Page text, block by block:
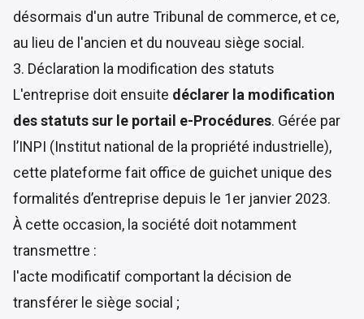
désormais d'un autre Tribunal de commerce, et ce,
au lieu de l'ancien et du nouveau siège social.
3. Déclaration la modification des statuts
L'entreprise doit ensuite déclarer la modification
des statuts sur le portail e-Procédures. Gérée par
l’INPI (Institut national de la propriété industrielle),
cette plateforme fait office de guichet unique des
formalités d’entreprise depuis le 1er janvier 2023.
À cette occasion, la société doit notamment
transmettre :
l'acte modificatif comportant la décision de
transférer le siège social ;